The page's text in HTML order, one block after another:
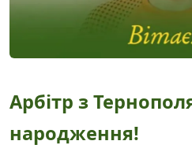
Арбітр з
народження!